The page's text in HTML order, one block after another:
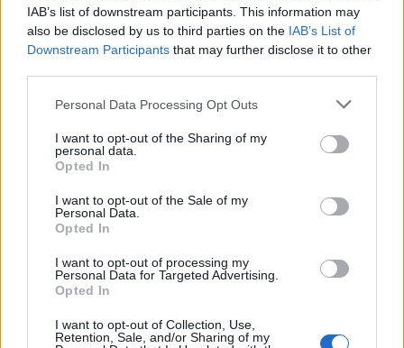
IAB’s list of downstream participants. This information may
also be disclosed by us to third parties on the IAB’s List of
Downstream Participants that may further disclose it to other
Please note that this website/app uses one or more Google
not limited to your visit or usage behaviour. You may click to
grant or deny consent to Google and its third-party tags to
use your data for below specified purposes in below Google
consent section.
Personal Data Processing Opt Outs
I want to opt-out of the Sharing of my
personal data.
Opted In
I want to opt-out of the Sale of my
Personal Data.
Opted In
I want to opt-out of processing my
Personal Data for Targeted Advertising.
Opted In
I want to opt-out of Collection, Use,
Retention, Sale, and/or Sharing of my
Τη διάρκεια της κρίσης στη Μέση Ανατολή
(Στενά του Ορμούζ).